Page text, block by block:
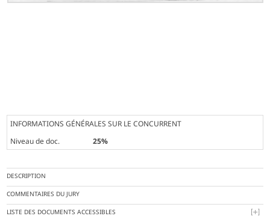
INFORMATIONS GÉNÉRALES SUR LE CONCURRENT
Niveau de doc.
25%
DESCRIPTION
COMMENTAIRES DU JURY
LISTE DES DOCUMENTS ACCESSIBLES